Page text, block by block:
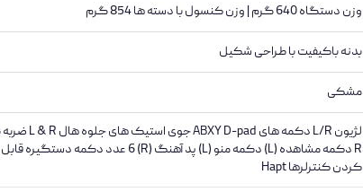
وزن دستگاه 640 گرم | وزن کنسول با دسته ها 854 گرم
بدنه باکیفیت با طراحی شکیل
مشکی
کردن کنترلرها Hapt